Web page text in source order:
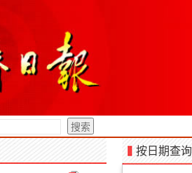
按日期查询